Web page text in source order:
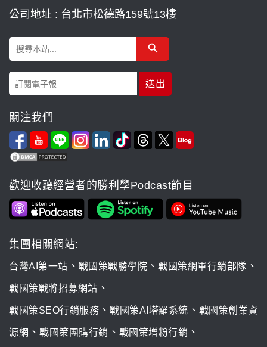
公司地址 : 台北市松德路159號13樓
Search
for:
Search Button
關注我們
歡迎收聽經營者的勝利學Podcast節目
集團相關網站:
台灣AI第一站 、 戰國策戰勝學院 、 戰國策網軍行銷部隊 、
戰國策戰將招募網站 、
戰國策SEO行銷服務 、 戰國策AI塔羅系統 、 戰國策創業資
源網 、 戰國策團購行銷 、 戰國策增粉行銷 、